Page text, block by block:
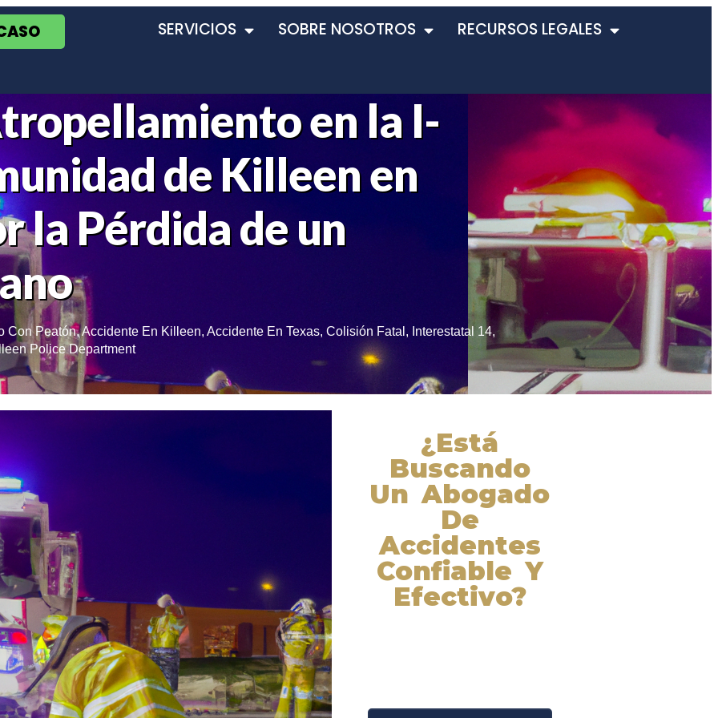
SERVICIOS SOBRE NOSOTROS RECURSOS LEGALES
en la I-
de Killeen en
la Pérdida de un
Con Peatón,Accidente En Killeen, Accidente En Texas, Colisión Fatal , Interestatal 14,
Police Department
¿Está
Buscando
Un Abogado
De
Accidentes
Confiable Y
Efectivo?